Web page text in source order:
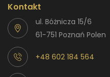
Kontakt
ul. Bóżnicza 15/6
61-751 Poznań Polen
+48 602 184 564